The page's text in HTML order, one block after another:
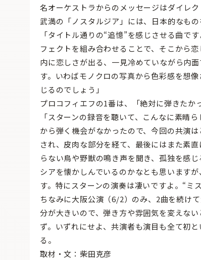
名オーケストラからのメッセージはダイレク
武満の「ノスタルジア」には、日本的なもの
「タイトル通りの“追憶”を感じさせる曲で
フェクトを組み合わせることで、そこから
内に恋しさが出る、一見冷めていながら内
す。いわばモノクロの写真から色彩感を想
じるのでしょう」
プロコフィエフの1番は、「絶対に弾きたか
「スターンの録音を聴いて、こんなに素晴
から弾く機会がなかったので、今回の共演
され、皮肉な部分を経て、最後にはまた素
らない鳥や野獣の鳴き声を聞き、孤独を感
シアを懐かしんでいるのかなとも思います
す。特にスターンの演奏は凄いですよ。“ミ
ちなみに大阪公演（6/2）のみ、2曲を続け
分が大きいので、弾き方や雰囲気を変えな
ず。いずれにせよ、共演者も演目も全て初
る。
取材・文：柴田克彦